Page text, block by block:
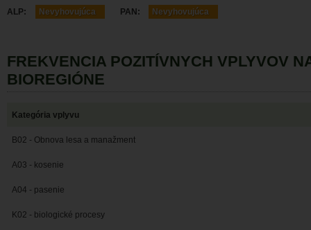
ALP: Nevyhovujúca PAN: Nevyhovujúca
FREKVENCIA POZITÍVNYCH VPLYVOV
BIOREGIÓNE
Kategória vplyvu
B02 - Obnova lesa a manažment
A03 - kosenie
A04 - pasenie
K02 - biologické procesy